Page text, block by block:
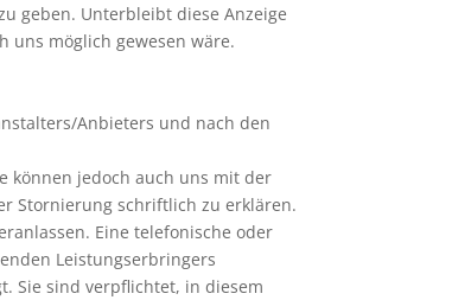
geben. Unterbleibt diese Anzeige
uns möglich gewesen wäre.
Anbieters und nach den
können jedoch auch uns mit der
Stornierung schriftlich zu erklären.
Eine telefonische oder
Leistungserbringers
Sie sind verpflichtet, in diesem